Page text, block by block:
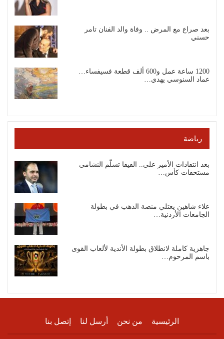
بعد صراع مع المرض .. وفاة والد الفنان تامر
حسني
1200 ساعة عمل و600 ألف قطعة فسيفساء…
عماد السنوسي يهدي…
رياضة
بعد انتقادات الأمير علي.. الفيفا تسلّم النشامى
مستحقات كأس…
علاء شاهين يعتلي منصة الذهب في بطولة
الجامعات الأردنية…
جاهزية كاملة لانطلاق بطولة الأندية لألعاب القوى
باسم المرحوم…
الرئيسية من نحن أرسل لنا إتصل بنا